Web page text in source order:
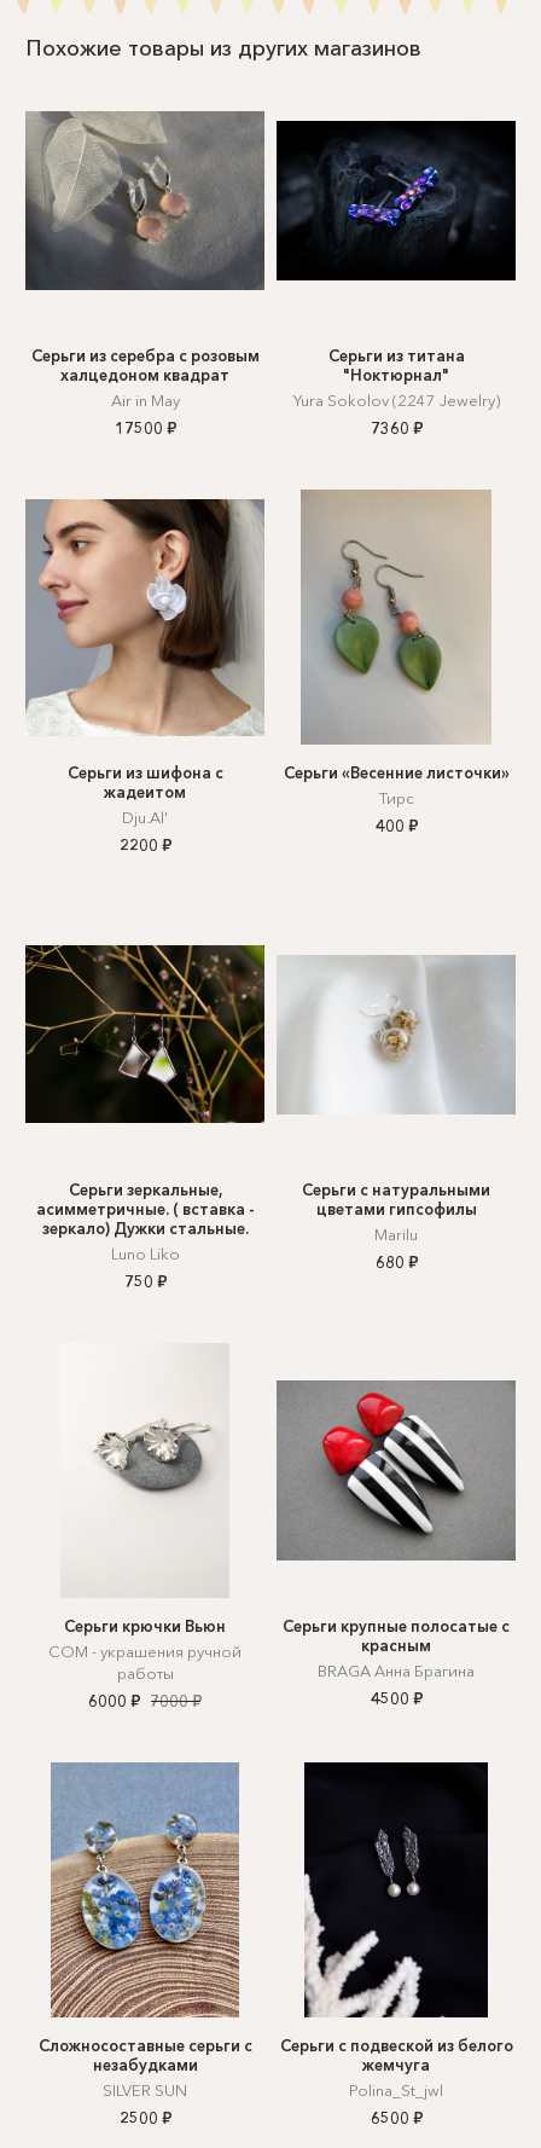
Похожие товары из других магазинов
Серьги из серебра с розовым
халцедоном квадрат
Air in May
17500 ₽
Серьги из титана
"Ноктюрнал"
Yura Sokolov (2247 Jewelry)
7360 ₽
Серьги из шифона с
жадеитом
Dju.Al'
2200 ₽
Серьги «Весенние листочки»
Тирс
400 ₽
Серьги зеркальные,
асимметричные. ( вставка -
зеркало) Дужки стальные.
Luno Liko
750 ₽
Серьги с натуральными
цветами гипсофилы
Marilu
680 ₽
Серьги крючки Вьюн
СОМ - украшения ручной
работы
6000 ₽ 7000 ₽
Серьги крупные полосатые с
красным
BRAGA Анна Брагина
4500 ₽
Сложносоставные серьги с
незабудками
SILVER SUN
2500 ₽
Серьги с подвеской из белого
жемчуга
Polina_St_jwl
6500 ₽